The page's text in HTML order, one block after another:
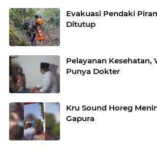
Evakuasi Pendaki
Ditutup
Pelayanan Kesehatan,
Punya Dokter
Kru Sound Horeg
Gapura